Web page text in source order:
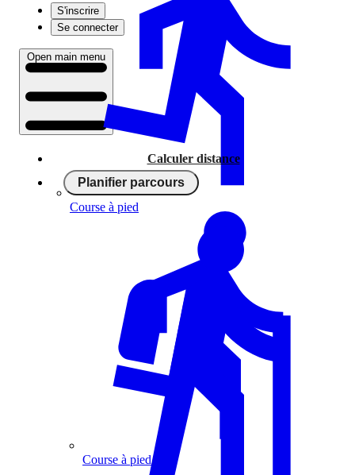
S'inscrire
Se connecter
Open main menu
Calculer distance
Planifier parcours
Course à pied
Course à pied